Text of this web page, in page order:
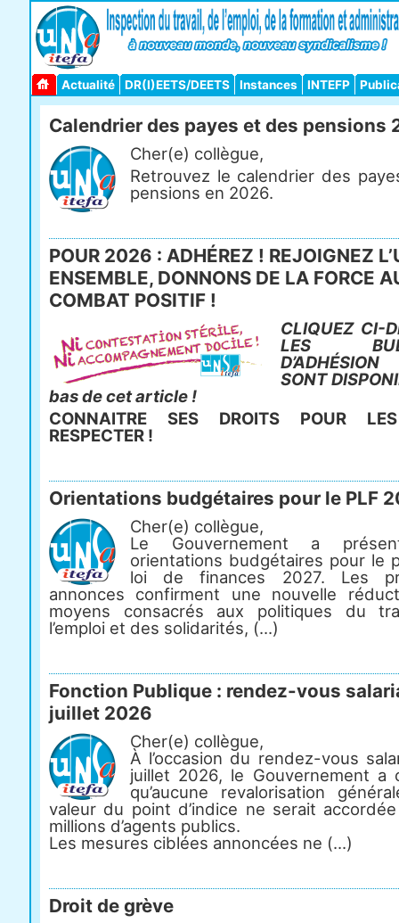
Actualité DR(I)EETS/DEETS Instances INTEFP
Calendrier des payes et des pensions
Cher(e) collègue,
Retrouvez le calendrier des
pensions en 2026.
POUR 2026 : ADHÉREZ ! REJOIGNEZ
ENSEMBLE, DONNONS DE LA FORCE
COMBAT POSITIF !
CLIQUEZ CI-
LES
SONT
bas de cet article !
CONNAITRE SES DROITS POUR
RESPECTER !
Orientations budgétaires pour le PLF
Cher(e) collègue,
Le Gouvernement a
orientations budgétaires pour le
loi de finances 2027. Les
annonces confirment une nouvelle
moyens consacrés aux politiques du
l’emploi et des solidarités, (...)
Fonction Publique : rendez-vous
juillet 2026
Cher(e) collègue,
À l’occasion du rendez-vous
juillet 2026, le Gouvernement a
qu’aucune revalorisation
valeur du point d’indice ne serait
millions d’agents publics.
Les mesures ciblées annoncées ne (...)
Droit de grève